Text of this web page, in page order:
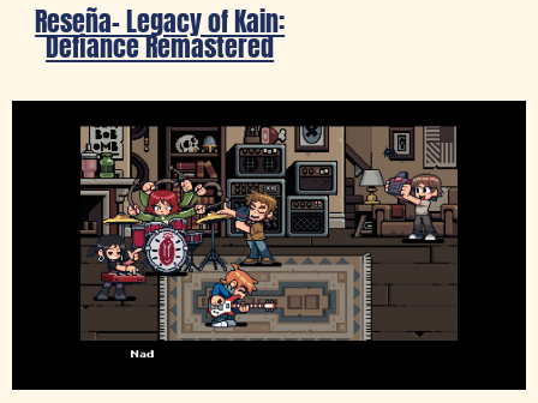
Reseña- Legacy of Kain:
Defiance Remastered